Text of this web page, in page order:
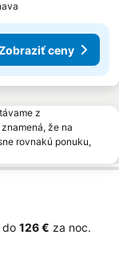
ceny
z
že na
rovnakú ponuku,
do ‎126 € za noc.